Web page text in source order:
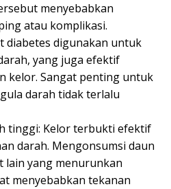
menyebabkan
atau komplikasi.
diabetes digunakan untuk
yang juga efektif
kelor. Sangat penting untuk
darah tidak terlalu
tinggi: Kelor terbukti efektif
darah. Mengonsumsi daun
lain yang menurunkan
menyebabkan tekanan